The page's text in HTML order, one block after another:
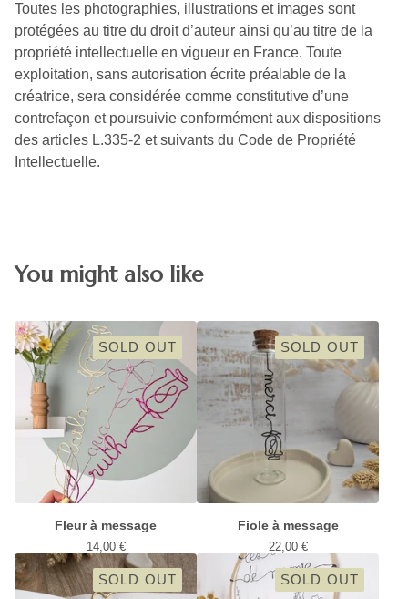
Toutes les photographies, illustrations et images sont
protégées au titre du droit d’auteur ainsi qu’au titre de la
propriété intellectuelle en vigueur en France. Toute
exploitation, sans autorisation écrite préalable de la
créatrice, sera considérée comme constitutive d’une
contrefaçon et poursuivie conformément aux dispositions
des articles L.335-2 et suivants du Code de Propriété
Intellectuelle.
You might also like
SOLD OUT
Fleur à message
14,00 €
SOLD OUT
Fiole à message
22,00 €
SOLD OUT SOLD OUT